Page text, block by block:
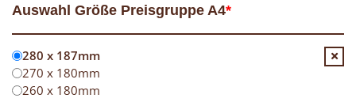
*
Auswahl Größe Preisgruppe A4
280 x 187mm
270 x 180mm
260 x 180mm